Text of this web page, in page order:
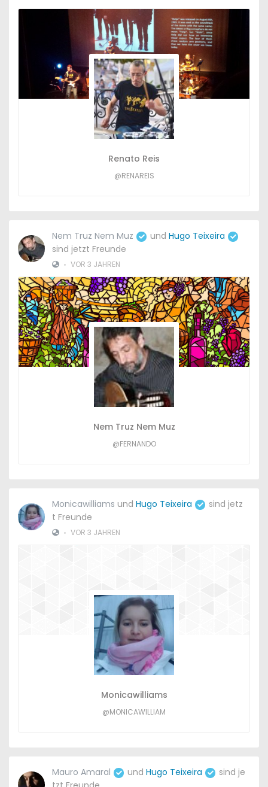
Renato Reis
@RENAREIS
Nem Truz Nem Muz und Hugo Teixeira
sind jetzt Freunde
• VOR 3 JAHREN
Nem Truz Nem Muz
@FERNANDO
Monicawilliams und Hugo Teixeira
sind jetz
t Freunde
• VOR 3 JAHREN
Monicawilliams
@MONICAWILLIAM
Mauro Amaral und Hugo Teixeira
sind je